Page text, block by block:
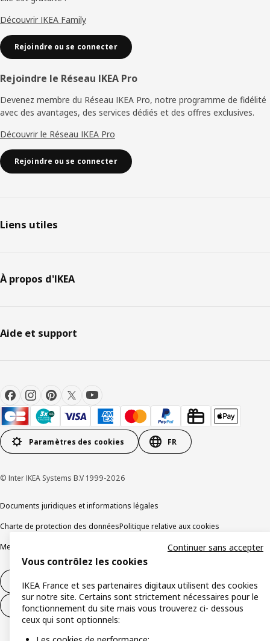
Découvrir IKEA Family
Rejoindre ou se connecter
Rejoindre le Réseau IKEA Pro
Devenez membre du Réseau IKEA Pro, notre programme de fidélité
avec des avantages, des services dédiés et des offres exclusives.
Découvrir le Réseau IKEA Pro
Rejoindre ou se connecter
Liens utiles
À propos d'IKEA
Aide et support
Paramètres des cookies FR
© Inter IKEA Systems B.V 1999-2026
Documents juridiques et informations légales
Charte de protection des donnéesPolitique relative aux cookies
Mentions légales
Accessibilité : non conforme
Formulaire de rétractation – produits
Formulaire de rétractation – services
Vous contrôlez les cookies
IKEA France et ses partenaires digitaux utilisent des cookies
sur notre site. Certains sont strictement nécessaires pour le
fonctionnement du site mais vous trouverez ci- dessous
ceux qui sont optionnels:
Continuer sans accepter